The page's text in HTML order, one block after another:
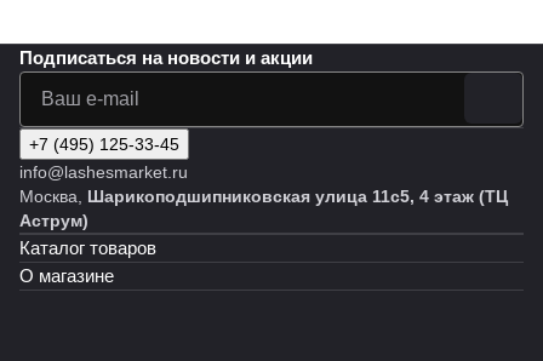
Подписаться на новости и акции
+7 (495) 125-33-45
info@lashesmarket.ru
Москва, Шарикоподшипниковская улица 11с5, 4 этаж (ТЦ
Аструм)
Каталог товаров
О магазине